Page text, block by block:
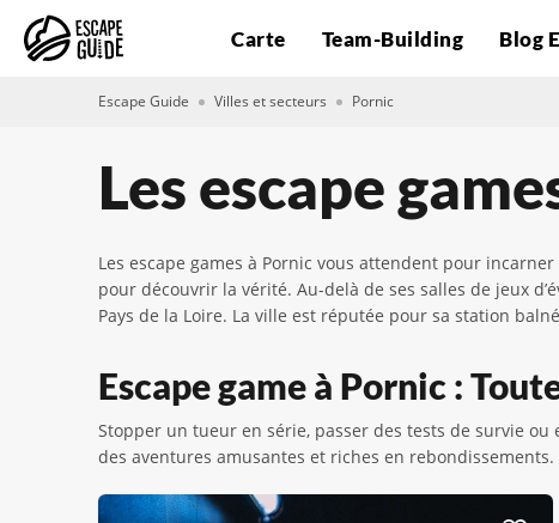
Carte Team-Building Blog
Escape Guide Villes et secteurs Pornic
Les escape
Les escape games à Pornic vous attendent pour
pour découvrir la vérité. Au-delà de ses salles de jeux
Pays de la Loire. La ville est réputée pour sa station
Escape game à Pornic :
Stopper un tueur en série, passer des tests de survie
des aventures amusantes et riches en